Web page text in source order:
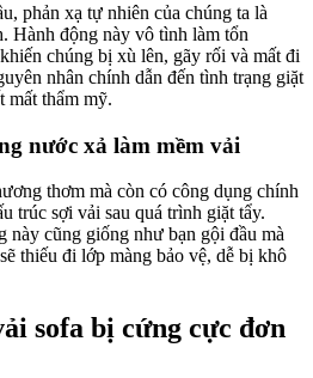
phản xạ tự nhiên của chúng ta là
Hành động này vô tình làm tổn
chúng bị xù lên, gãy rối và mất đi
nhân chính dẫn đến tình trạng giặt
mất thẩm mỹ.
nước xả làm mềm vải
thơm mà còn có công dụng chính
trúc sợi vải sau quá trình giặt tẩy.
này cũng giống như bạn gội đầu mà
thiếu đi lớp màng bảo vệ, dễ bị khô
sofa bị cứng cực đơn